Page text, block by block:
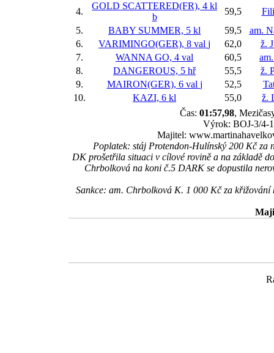
4.
GOLD SCATTERED(FR), 4 kl
b
59,5
5.
BABY SUMMER, 5 kl 59,5
am.
6.
VARIMINGO(GER), 8 val j 62,0
ž.
7.
WANNA GO, 4 val 60,5
8.
DANGEROUS, 5 hř 55,5
ž.
9.
MAIRON(GER), 6 val j 52,5
10.
KAZI, 6 kl 55,0
ž.
Čas: 01:57,98,
Výrok: BOJ-3/4-
Majitel:
Poplatek: stáj Protendon-Hulínský 200 Kč
DK prošetřila situaci v cílové rovině a na základě
Chrbolková na koni č.5 DARK se dopustila
Sankce: am. Chrbolková K. 1 000 Kč za